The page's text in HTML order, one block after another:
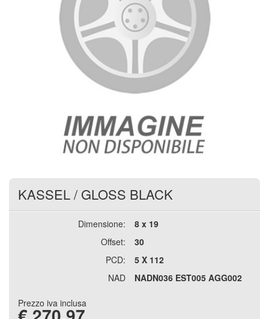
KASSEL/ GLOSS BLACK
Dimensione:
8 x 19
Offset:
30
PCD:
5 X 112
NAD
NADN036 EST005 AGG002
Prezzo iva inclusa